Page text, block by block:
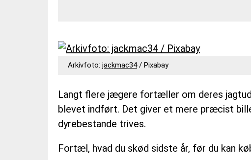
VEJRUDSIGTEN
OM 365NYHEDER.DK
PRIVATLIVSPOLITIK
Arkivfoto: jackmac34/ Pixabay
Langt flere jægere fortæller om deres
blevet indført. Det giver et mere præcist
dyrebestande trives.
Fortæl, hvad du skød sidste år, før du kan